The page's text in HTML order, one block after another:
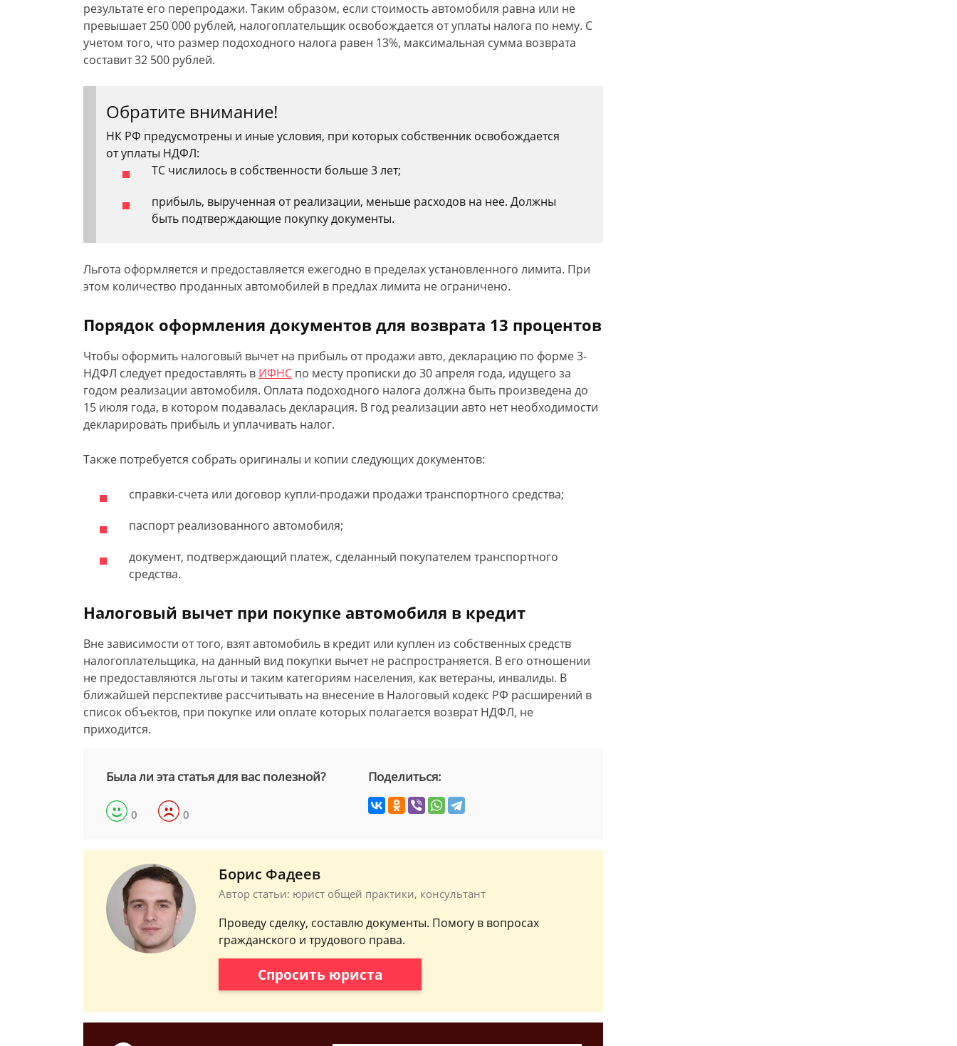
результате его перепродажи. Таким образом, если стоимость автомобиля равна или не
превышает 250 000 рублей, налогоплательщик освобождается от уплаты налога по нему. С
учетом того, что размер подоходного налога равен 13%, максимальная сумма возврата
составит 32 500 рублей.
Обратите внимание!
НК РФ предусмотрены и иные условия, при которых собственник освобождается
от уплаты НДФЛ:
ТС числилось в собственности больше 3 лет;
прибыль, вырученная от реализации, меньше расходов на нее. Должны
быть подтверждающие покупку документы.
Льгота оформляется и предоставляется ежегодно в пределах установленного лимита. При
этом количество проданных автомобилей в предлах лимита не ограничено.
Порядок оформления документов для возврата 13 процентов
Чтобы оформить налоговый вычет на прибыль от продажи авто, декларацию по форме 3-
НДФЛ следует предоставлять в ИФНС по месту прописки до 30 апреля года, идущего за
годом реализации автомобиля. Оплата подоходного налога должна быть произведена до
15 июля года, в котором подавалась декларация. В год реализации авто нет необходимости
декларировать прибыль и уплачивать налог.
Также потребуется собрать оригиналы и копии следующих документов:
справки-счета или договор купли-продажи продажи транспортного средства;
паспорт реализованного автомобиля;
документ, подтверждающий платеж, сделанный покупателем транспортного
средства.
Налоговый вычет при покупке автомобиля в кредит
Вне зависимости от того, взят автомобиль в кредит или куплен из собственных средств
налогоплательщика, на данный вид покупки вычет не распространяется. В его отношении
не предоставляются льготы и таким категориям населения, как ветераны, инвалиды. В
ближайшей перспективе рассчитывать на внесение в Налоговый кодекс РФ расширений в
список объектов, при покупке или оплате которых полагается возврат НДФЛ, не
приходится.
Была ли эта статья для вас полезной?
0 0
Поделиться:
Борис Фадеев
Автор статьи: юрист общей практики, консультант
Проведу сделку, составлю документы. Помогу в вопросах
гражданского и трудового права.
Спросить юриста